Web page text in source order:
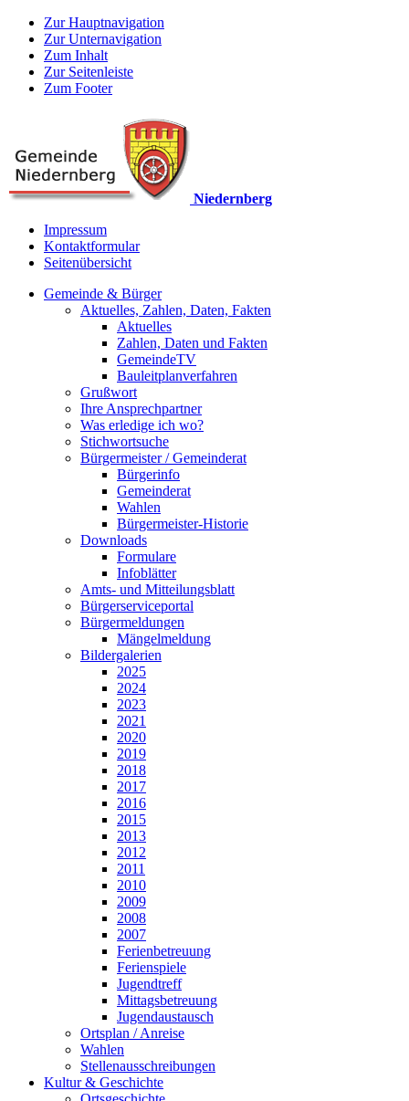
Zur Hauptnavigation
Zur Unternavigation
Zum Inhalt
Zur Seitenleiste
Zum Footer
Niedernberg
Impressum
Kontaktformular
Seitenübersicht
Gemeinde & Bürger
Aktuelles, Zahlen, Daten, Fakten
Aktuelles
Zahlen, Daten und Fakten
GemeindeTV
Bauleitplanverfahren
Grußwort
Ihre Ansprechpartner
Was erledige ich wo?
Stichwortsuche
Bürgermeister / Gemeinderat
Bürgerinfo
Gemeinderat
Wahlen
Bürgermeister-Historie
Downloads
Formulare
Infoblätter
Amts- und Mitteilungsblatt
Bürgerserviceportal
Bürgermeldungen
Mängelmeldung
Bildergalerien
2025
2024
2023
2021
2020
2019
2018
2017
2016
2015
2013
2012
2011
2010
2009
2008
2007
Ferienbetreuung
Ferienspiele
Jugendtreff
Mittagsbetreuung
Jugendaustausch
Ortsplan / Anreise
Wahlen
Stellenausschreibungen
Kultur & Geschichte